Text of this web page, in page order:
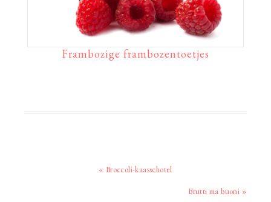
Frambozige frambozentoetjes
Vorig
« Broccoli-kaasschotel
Volgend
Brutti ma buoni »